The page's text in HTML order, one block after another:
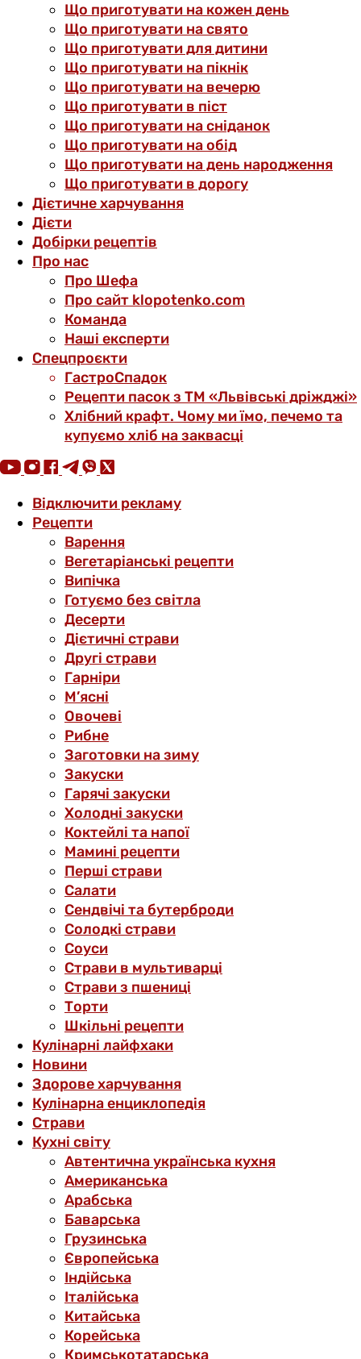
Що приготувати на кожен день
Що приготувати на свято
Що приготувати для дитини
Що приготувати на пікнік
Що приготувати на вечерю
Що приготувати в піст
Що приготувати на сніданок
Що приготувати на обід
Що приготувати на день народження
Що приготувати в дорогу
Дієтичне харчування
Дієти
Добірки рецептів
Про нас
Про Шефа
Про сайт klopotenko.com
Команда
Наші експерти
Спецпроєкти
ГастроСпадок
Рецепти пасок з ТМ «Львівські дріжджі»
Хлібний крафт. Чому ми їмо, печемо та
купуємо хліб на заквасці
Відключити рекламу
Рецепти
Варення
Вегетаріанські рецепти
Випічка
Готуємо без світла
Десерти
Дієтичні страви
Другі страви
Гарніри
М’ясні
Овочеві
Рибне
Заготовки на зиму
Закуски
Гарячі закуски
Холодні закуски
Коктейлі та напої
Мамині рецепти
Перші страви
Салати
Сендвічі та бутерброди
Солодкі страви
Соуси
Страви в мультиварці
Страви з пшениці
Торти
Шкільні рецепти
Кулінарні лайфхаки
Новини
Здорове харчування
Кулінарна енциклопедія
Страви
Кухні світу
Автентична українська кухня
Американська
Арабська
Баварська
Грузинська
Європейська
Індійська
Італійська
Китайська
Корейська
Кримськотатарська